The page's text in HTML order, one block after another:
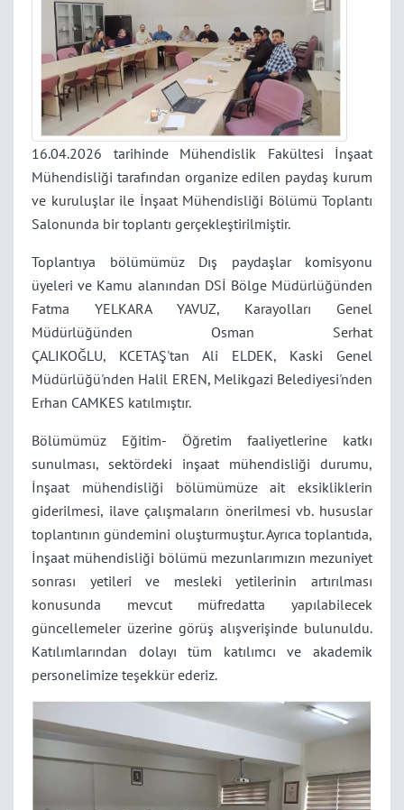
16.04.2026 tarihinde Mühendislik Fakültesi İnşaat
Mühendisliği tarafından organize edilen paydaş kurum
ve kuruluşlar ile İnşaat Mühendisliği Bölümü Toplantı
Salonunda bir toplantı gerçekleştirilmiştir.
Toplantıya bölümümüz Dış paydaşlar komisyonu
üyeleri ve Kamu alanından DSİ Bölge Müdürlüğünden
Fatma YELKARA YAVUZ, Karayolları Genel
Müdürlüğünden Osman Serhat
ÇALIKOĞLU, KCETAŞ'tan Ali ELDEK, Kaski Genel
Müdürlüğü'nden Halil EREN, Melikgazi Belediyesi'nden
Erhan CAMKES katılmıştır.
Bölümümüz Eğitim- Öğretim faaliyetlerine katkı
sunulması, sektördeki inşaat mühendisliği durumu,
İnşaat mühendisliği bölümümüze ait eksikliklerin
giderilmesi, ilave çalışmaların önerilmesi vb. hususlar
toplantının gündemini oluşturmuştur. Ayrıca toplantıda,
İnşaat mühendisliği bölümü mezunlarımızın mezuniyet
sonrası yetileri ve mesleki yetilerinin artırılması
konusunda mevcut müfredatta yapılabilecek
güncellemeler üzerine görüş alışverişinde bulunuldu.
Katılımlarından dolayı tüm katılımcı ve akademik
personelimize teşekkür ederiz.